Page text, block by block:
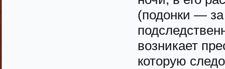
(подонки —
возникает
которую